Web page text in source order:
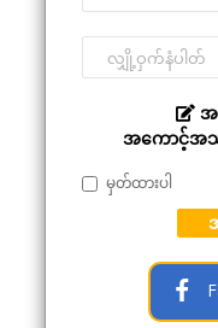
အ
အကောင့်အသ
မှတ်ထားပါ